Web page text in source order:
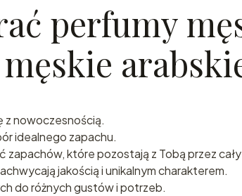
perfumy
z nowoczesnością.
idealnego zapachu.
które pozostają z Tobą przez
jakością i unikalnym charakterem.
do różnych gustów i potrzeb.